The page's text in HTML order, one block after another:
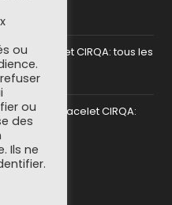
le bracelet CIRQA: tous les
le bracelet CIRQA:
ou
ou
des
Ils ne